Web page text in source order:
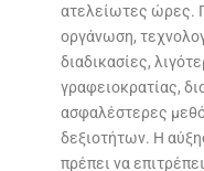
ατελείωτες ώρες.
οργάνωση,
διαδικασίες,
γραφειοκρατίας,
ασφαλέστερες
δεξιοτήτων. Η
πρέπει να